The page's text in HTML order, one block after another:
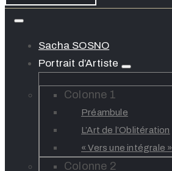
Sacha SOSNO
Portrait d’Artiste
Colonne 1
Préambule
L’Art de l’Oblitération
« Vers une intégrale »
Colonne 2